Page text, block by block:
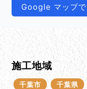
Google マップで
施工地域
千葉市 千葉県